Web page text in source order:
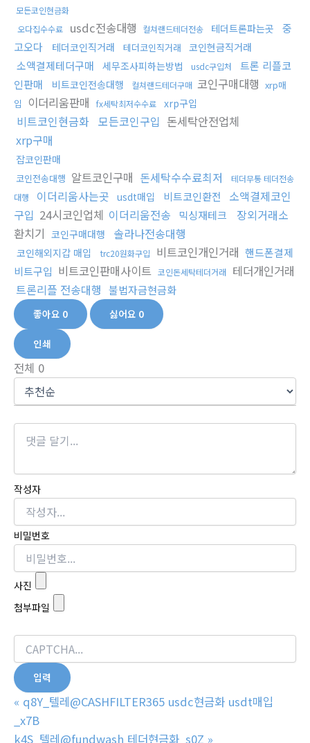
모든코인현금화
오다집수수료
usdc전송대행 컬쳐랜드테더전송 테더트론파는곳
중
고오다
테더코인직거래 테더코인직거래 코인현금직거래
소액결제테더구매 세무조사피하는방법 usdc구입처
트론 리플코
인판매
비트코인전송대행 컬쳐랜드테더구매 코인구매대행 xrp매
입
이더리움판매 fx세탁최저수수료 xrp구입
비트코인현금화 모든코인구입 돈세탁안전업체
xrp구매
잡코인판매
코인전송대행 알트코인구매 돈세탁수수료최저
테더무통 테더전송
대행
이더리움사는곳 usdt매입 비트코인환전
소액결제코인
구입 24시코인업체 이더리움전송 믹싱재테크
장외거래소
환치기 코인구매대행 솔라나전송대행
코인해외지갑 매입 trc20원화구입 비트코인개인거래 핸드폰결제
비트구입 비트코인판매사이트 코인돈세탁테더거래 테더개인거래
트론리플 전송대행 불법자금현금화
좋아요 0 싫어요 0
인쇄
전체 0
작성자
비밀번호
사진
첨부파일
« q8Y_텔레@CASHFILTER365 usdc현금화 usdt매입
_x7B
k4S_텔레@fundwash 테더현금화_s0Z »